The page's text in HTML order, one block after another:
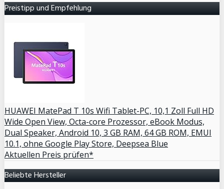
Preistipp und Empfehlung
HUAWEI MatePad T 10s Wifi Tablet-PC, 10,1 Zoll Full HD
Wide Open View, Octa-core Prozessor, eBook Modus,
Dual Speaker, Android 10, 3 GB RAM, 64 GB ROM, EMUI
10.1, ohne Google Play Store, Deepsea Blue
Aktuellen Preis prüfen*
Beliebte Hersteller